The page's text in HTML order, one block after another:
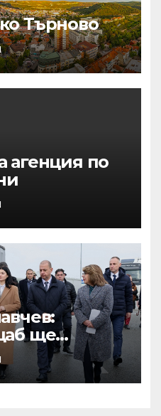
Търново
агенция по
ще
да сме